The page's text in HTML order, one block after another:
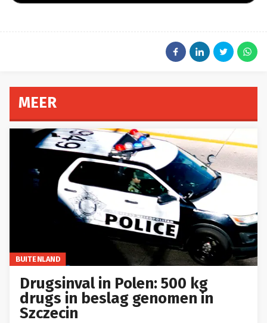
MEER
BUITENLAND
Drugsinval in Polen: 500 kg
drugs in beslag genomen in
Szczecin